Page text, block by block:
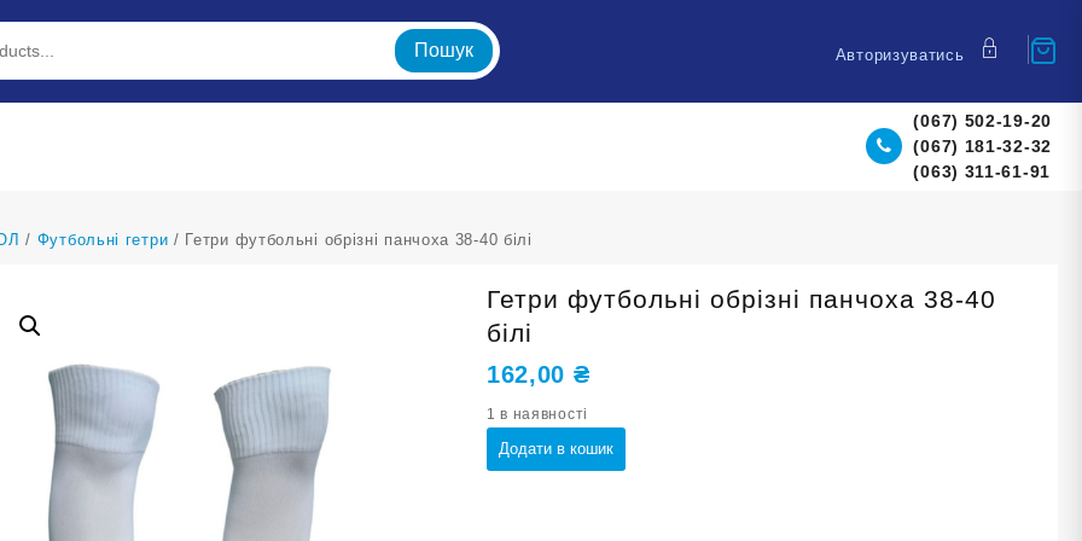
Пошук Авторизуватись
(067) 502-19-20
(067) 181-32-32
(063) 311-61-91
/ Футбольні гетри / Гетри футбольні обрізні панчоха 38-40 білі
Гетри футбольні обрізні панчоха 38-40
білі
162,00 ₴
1 в наявності
Гетри
Додати в кошик